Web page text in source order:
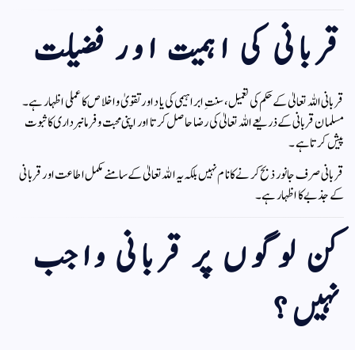
قربانی کی اہمیت اور فضیلت
قربانی اللہ تعالیٰ کے حکم کی تعمیل، سنتِ ابراہیمی کی یاد اور تقویٰ و اخلاص کا عملی اظہار ہے۔
مسلمان قربانی کے ذریعے اللہ تعالیٰ کی رضا حاصل کرتا اور اپنی محبت و فرمانبرداری کا ثبوت
پیش کرتا ہے۔
قربانی صرف جانور ذبح کرنے کا نام نہیں بلکہ یہ اللہ تعالیٰ کے سامنے مکمل اطاعت اور قربانی
کے جذبے کا اظہار ہے۔
کن لوگوں پر قربانی واجب
نہیں؟